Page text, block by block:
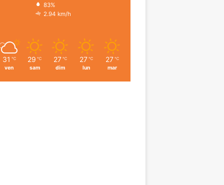
83%
2.94 km/h
31 ℃
ven
29 ℃
sam
27 ℃
dim
27 ℃
lun
27 ℃
mar